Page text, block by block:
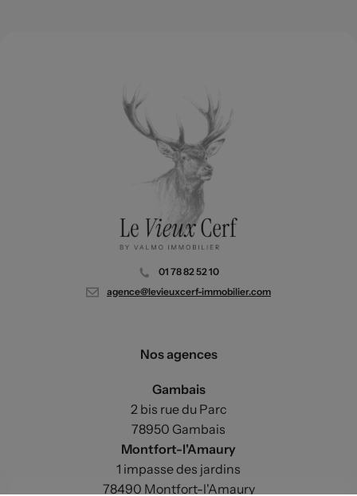
01 78 82 52 10
agence@levieuxcerf-immobilier.com
Nos agences
Gambais
2 bis rue du Parc
78950 Gambais
Montfort-l'Amaury
1 impasse des jardins
78490 Montfort-l'Amaury